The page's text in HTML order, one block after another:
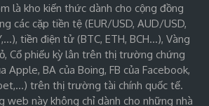
là kho kiến thức dành cho cộng đồng
các cặp tiền tệ (EUR/USD, AUD/USD,
tiền điện tử (BTC, ETH, BCH…), Vàng
Cổ phiếu kỳ lân trên thị trường chứng
Apple, BA của Boing, FB của Facebook,
trên thị trường tài chính quốc tế.
web này không chỉ dành cho những nhà